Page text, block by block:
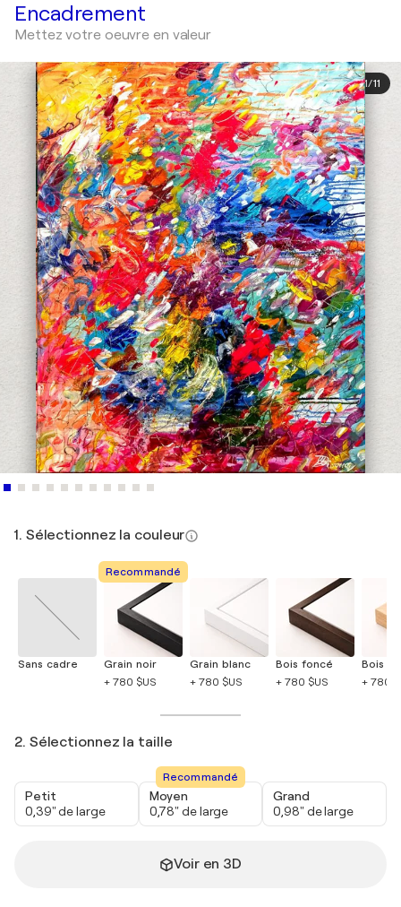
Encadrement
Mettez votre oeuvre en valeur
1/11
1. Sélectionnez la couleur
Sans cadre
Recommandé
Grain noir
+ 780 $US
Grain blanc
+ 780 $US
Bois foncé
+ 780 $US
Bois
+ 780
2. Sélectionnez la taille
Petit
0,39" de large
Recommandé
Moyen
0,78" de large
Grand
0,98" de large
Voir en 3D